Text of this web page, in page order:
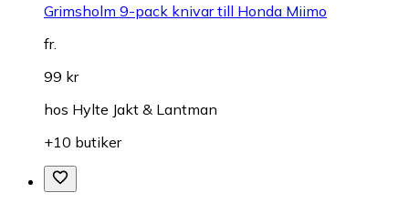
Grimsholm 9-pack knivar till Honda Miimo
fr.
99 kr
hos Hylte Jakt & Lantman
+10 butiker